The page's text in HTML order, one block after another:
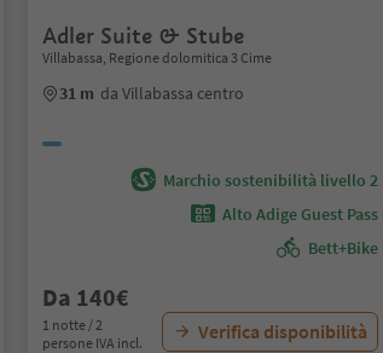
Adler Suite & Stube
Villabassa, Regione dolomitica 3 Cime
31 m da Villabassa centro
Marchio sostenibilità livello 2
Alto Adige Guest Pass
Bett+Bike
Da 140€
1 notte / 2
persone IVA incl.
Verifica disponibilità